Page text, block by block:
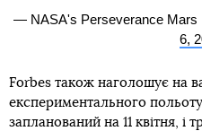
— NASA's Perseverance Mars
6,
Forbes також наголошує на
експериментального
запланований на 11 квітня,